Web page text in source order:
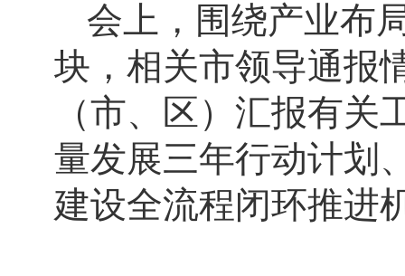
会上，围绕产业布
块，相关市领导通报
（市、区）汇报有
量发展三年行动计划
建设全流程闭环推进